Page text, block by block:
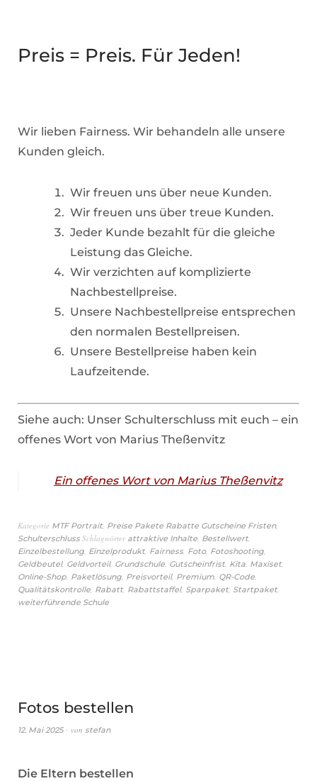
Preis = Preis. Für Jeden!
Wir lieben Fairness. Wir behandeln alle unsere
Kunden gleich.
Wir freuen uns über neue Kunden.
Wir freuen uns über treue Kunden.
Jeder Kunde bezahlt für die gleiche
Leistung das Gleiche.
Wir verzichten auf komplizierte
Nachbestellpreise.
Unsere Nachbestellpreise entsprechen
den normalen Bestellpreisen.
Unsere Bestellpreise haben kein
Laufzeitende.
Siehe auch: Unser Schulterschluss mit euch – ein
offenes Wort von Marius Theßenvitz
Ein offenes Wort von Marius Theßenvitz
Kategorie MTF Portrait Preise Pakete Rabatte Gutscheine Fristen,
Schulterschluss Schlagwörter attraktive Inhalte Bestellwert
Einzelbestellung Einzelprodukt Fairness Foto, Fotoshooting
Geldbeutel, Geldvorteil, Grundschule Gutscheinfrist Kita Maxiset
Online-Shop Paketlösung Preisvorteil, Premium QR-Code
Qualitätskontrolle Rabatt Rabattstaffel, Sparpaket Startpaket
weiterführende Schule
Fotos bestellen
12. Mai 2025 von stefan
Die Eltern bestellen